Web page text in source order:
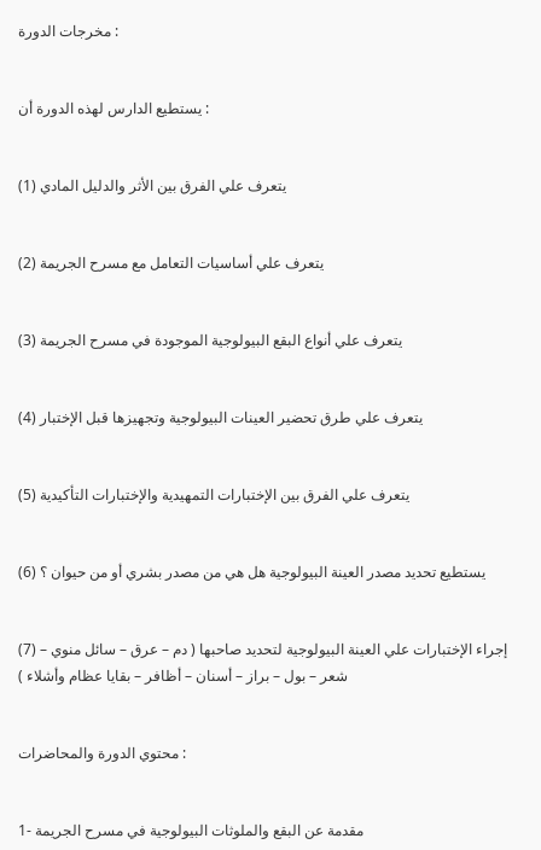
مخرجات الدورة :
يستطيع الدارس لهذه الدورة أن :
(1) يتعرف علي الفرق بين الأثر والدليل المادي
(2) يتعرف علي أساسيات التعامل مع مسرح الجريمة
(3) يتعرف علي أنواع البقع البيولوجية الموجودة في مسرح الجريمة
(4) يتعرف علي طرق تحضير العينات البيولوجية وتجهيزها قبل الإختبار
(5) يتعرف علي الفرق بين الإختبارات التمهيدية والإختبارات التأكيدية
(6) يستطيع تحديد مصدر العينة البيولوجية هل هي من مصدر بشري أو من حيوان ؟
(7) إجراء الإختبارات علي العينة البيولوجية لتحديد صاحبها ( دم – عرق – سائل منوي –
شعر – بول – براز – أسنان – أظافر – بقايا عظام وأشلاء )
محتوي الدورة والمحاضرات :
1- مقدمة عن البقع والملوثات البيولوجية في مسرح الجريمة